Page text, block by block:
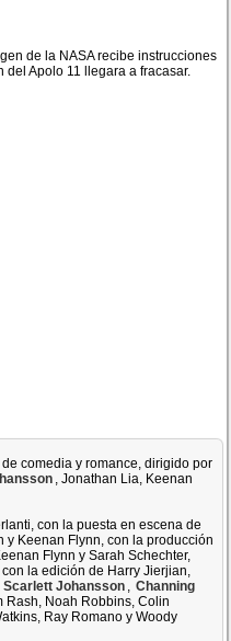
de la NASA recibe instrucciones
Apolo 11 llegara a fracasar.
de comedia y romance, dirigido por
, Jonathan Lia, Keenan
con la puesta en escena de
y Keenan Flynn, con la producción
Flynn y Sarah Schechter,
la edición de Harry Jierjian,
Scarlett Johansson , Channing
Rash, Noah Robbins, Colin
Ray Romano y Woody